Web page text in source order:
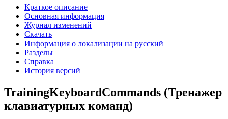
Краткое описание
Основная информация
Журнал изменений
Скачать
Информация о локализации на русский
Разделы
Справка
История версий
TrainingKeyboardCommands (Тренажер
клавиатурных команд)